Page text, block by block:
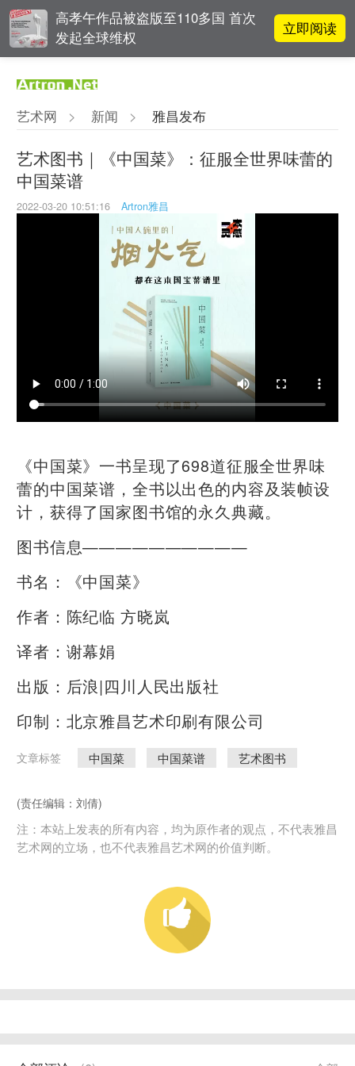
高孝午作品被盗版至110多国 首次
发起全球维权
立即阅读
影响力榜单
对话 | 在开放和自由中确立艺术价
值
吕晓：北京画院两个中心十年 跨学
科带来齐白石研究新突破
艺术网 > 新闻 > 雅昌发布
艺术图书｜《中国菜》：征服全世界味蕾的
中国菜谱
2022-03-20 10:51:16 Artron雅昌
​《中国菜》一书呈现了698道征服全世界味
蕾的中国菜谱，全书以出色的内容及装帧设
计，获得了国家图书馆的永久典藏。
图书信息——————————
书名：《中国菜》
作者：陈纪临 方晓岚
译者：谢幕娟
出版：后浪|四川人民出版社
印制：北京雅昌艺术印刷有限公司
文章标签 中国菜 中国菜谱 艺术图书
(责任编辑：刘倩)
注：本站上发表的所有内容，均为原作者的观点，不代表雅昌
艺术网的立场，也不代表雅昌艺术网的价值判断。